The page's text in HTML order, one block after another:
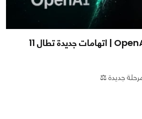
آبل تصعد حربها ضد OpenAI | اتهامات جديدة تطال 11